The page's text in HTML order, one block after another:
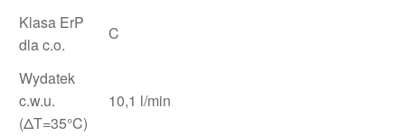
Klasa ErP
dla c.o.
C
Wydatek
c.w.u.
(ΔT=35°C)
10,1 l/min